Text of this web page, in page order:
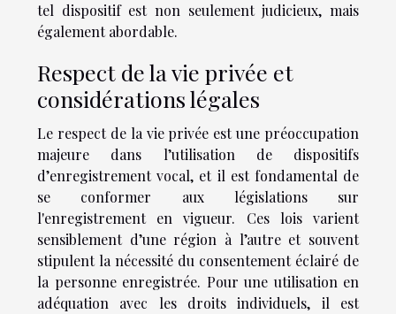
tel dispositif est non seulement judicieux, mais
également abordable.
Respect de la vie privée et
considérations légales
Le respect de la vie privée est une préoccupation
majeure dans l’utilisation de dispositifs
d’enregistrement vocal, et il est fondamental de
se conformer aux législations sur
l'enregistrement en vigueur. Ces lois varient
sensiblement d’une région à l’autre et souvent
stipulent la nécessité du consentement éclairé de
la personne enregistrée. Pour une utilisation en
adéquation avec les droits individuels, il est